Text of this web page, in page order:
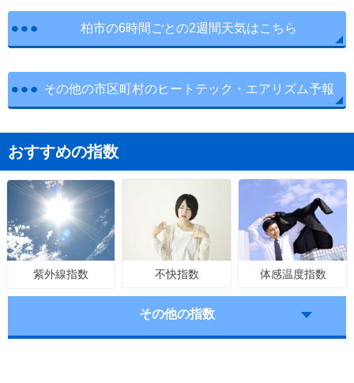
柏市の6時間ごとの2週間天気はこちら
その他の市区町村のヒートテック・エアリズム予報
おすすめの指数
紫外線指数 不快指数 体感温度指数
その他の指数